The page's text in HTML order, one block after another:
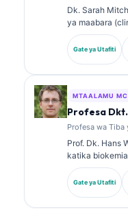
Dk. Sarah
ya maabara
bodi, mwenye
vya utaalamu
kwa wingi
Gate ya Utafiti
MTAALAMU
Profesa
Profesa wa Tiba
Prof. Dk. Hans
katika
wa viashiria
Rais wa
ya Kliniki, na
Gate ya Utafiti